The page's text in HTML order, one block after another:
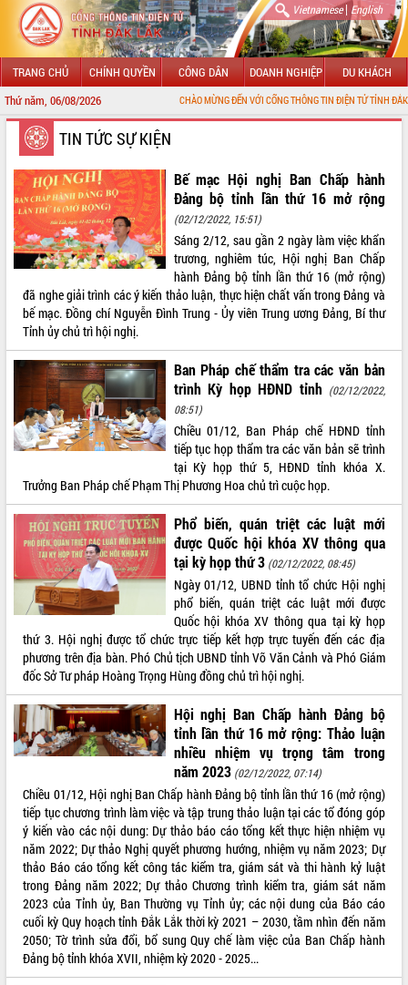
Vietnamese| English
TRANG CHỦ CHÍNH QUYỀN CÔNG DÂN DOANH NGHIỆP DU KHÁCH
Thứ năm, 06/08/2026 CHÀO MỪNG ĐẾN VỚI CỔNG THÔNG TIN ĐIỆN TỬ TỈNH ĐẮK LẮK
GIỚI THIỆU
LÃNH ĐẠO UBND TỈNH
TIN TỨC SỰ KIỆN
SỞ, BAN, NGÀNH
THÔNG TIN CHỈ ĐẠO ĐIỀU HÀNH
HỆ THỐNG VĂN BẢN
VĂN BẢN HĐND TỈNH
ĐIỂM TIN VĂN BẢN
VIDEO
TIN TỨC SỰ KIỆN
Bế mạc Hội nghị Ban Chấp hành
Đảng bộ tỉnh lần thứ 16 mở rộng
(02/12/2022, 15:51)
Sáng 2/12, sau gần 2 ngày làm việc khẩn
trương, nghiêm túc, Hội nghị Ban Chấp
hành Đảng bộ tỉnh lần thứ 16 (mở rộng)
đã nghe giải trình các ý kiến thảo luận, thực hiện chất vấn trong Đảng và
bế mạc. Đồng chí Nguyễn Đình Trung - Ủy viên Trung ương Đảng, Bí thư
Tỉnh ủy chủ trì hội nghị.
Ban Pháp chế thẩm tra các văn bản
trình Kỳ họp HĐND tỉnh (02/12/2022,
08:51)
Chiều 01/12, Ban Pháp chế HĐND tỉnh
tiếp tục họp thẩm tra các văn bản sẽ trình
tại Kỳ họp thứ 5, HĐND tỉnh khóa X.
Trưởng Ban Pháp chế Phạm Thị Phương Hoa chủ trì cuộc họp.
Phổ biến, quán triệt các luật mới
được Quốc hội khóa XV thông qua
tại kỳ họp thứ 3 (02/12/2022, 08:45)
Ngày 01/12, UBND tỉnh tổ chức Hội nghị
phổ biến, quán triệt các luật mới được
Quốc hội khóa XV thông qua tại kỳ họp
thứ 3. Hội nghị được tổ chức trực tiếp kết hợp trực tuyến đến các địa
phương trên địa bàn. Phó Chủ tịch UBND tỉnh Võ Văn Cảnh và Phó Giám
đốc Sở Tư pháp Hoàng Trọng Hùng đồng chủ trì hội nghị.
Hội nghị Ban Chấp hành Đảng bộ
tỉnh lần thứ 16 mở rộng: Thảo luận
nhiều nhiệm vụ trọng tâm trong
năm 2023 (02/12/2022, 07:14)
Chiều 01/12, Hội nghị Ban Chấp hành Đảng bộ tỉnh lần thứ 16 (mở rộng)
tiếp tục chương trình làm việc và tập trung thảo luận tại các tổ đóng góp
ý kiến vào các nội dung: Dự thảo báo cáo tổng kết thực hiện nhiệm vụ
năm 2022; Dự thảo Nghị quyết phương hướng, nhiệm vụ năm 2023; Dự
thảo Báo cáo tổng kết công tác kiểm tra, giám sát và thi hành kỷ luật
trong Đảng năm 2022; Dự thảo Chương trình kiểm tra, giám sát năm
2023 của Tỉnh ủy, Ban Thường vụ Tỉnh ủy; các nội dung của Báo cáo
cuối kỳ Quy hoạch tỉnh Đắk Lắk thời kỳ 2021 – 2030, tầm nhìn đến năm
2050; Tờ trình sửa đổi, bổ sung Quy chế làm việc của Ban Chấp hành
Đảng bộ tỉnh khóa XVII, nhiệm kỳ 2020 - 2025...